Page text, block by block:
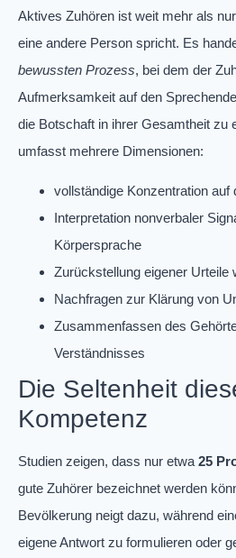
Aktives Zuhören ist weit mehr als
eine andere Person spricht. Es
bewussten Prozess, bei dem der
Aufmerksamkeit auf den
die Botschaft in ihrer Gesamtheit zu
umfasst mehrere Dimensionen:
vollständige Konzentration
Interpretation nonverbaler
Körpersprache
Zurückstellung eigener Urteile
Nachfragen zur Klärung von
Zusammenfassen des
Verständnisses
Die Seltenheit
Kompetenz
Studien zeigen, dass nur etwa 25
gute Zuhörer bezeichnet werden
Bevölkerung neigt dazu, während
eigene Antwort zu formulieren oder